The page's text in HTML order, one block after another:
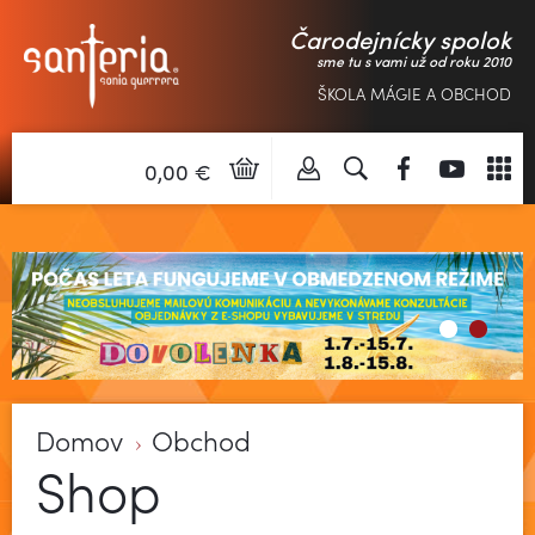
Čarodejnícky spolok
sme tu s vami už od roku 2010
ŠKOLA MÁGIE A OBCHOD
0,00 €
Domov Obchod
Shop